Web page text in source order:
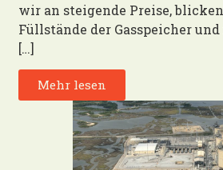
wir an steigende Preise,
Füllstände der Gasspeicher
[…]
Mehr lesen